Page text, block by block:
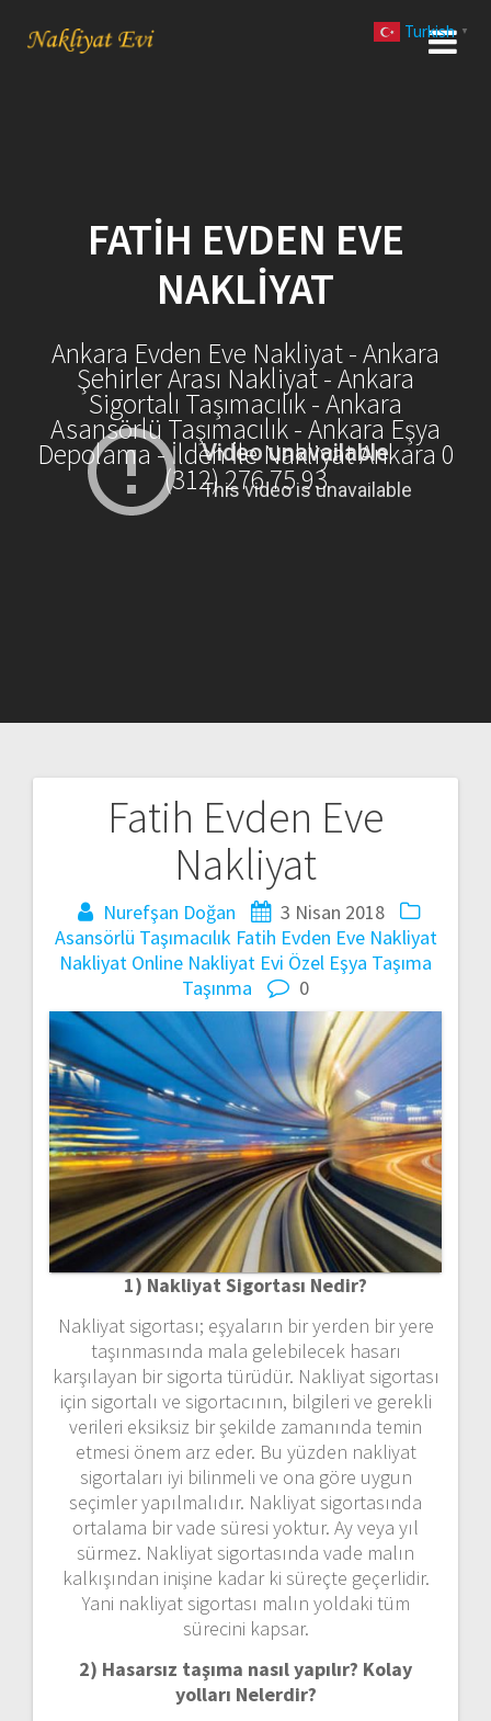
FATIH EVDEN EVE
NAKLIYAT
Ankara Evden Eve Nakliyat - Ankara
Şehirler Arası Nakliyat - Ankara
Sigortalı Taşımacılık - Ankara
Asansörlü Taşımacılık - Ankara Eşya
Depolama - İlden İle Nakliyat Ankara 0
(312) 276 75 93
Fatih Evden Eve
Nakliyat
Nurefşan Doğan
3 Nisan 2018
Asansörlü Taşımacılık Fatih Evden Eve Nakliyat
Nakliyat Online Nakliyat Evi Özel Eşya Taşıma
Taşınma
0
1) Nakliyat Sigortası Nedir?
Nakliyat sigortası; eşyaların bir yerden bir yere
taşınmasında mala gelebilecek hasarı
karşılayan bir sigorta türüdür. Nakliyat sigortası
için sigortalı ve sigortacının, bilgileri ve gerekli
verileri eksiksiz bir şekilde zamanında temin
etmesi önem arz eder. Bu yüzden nakliyat
sigortaları iyi bilinmeli ve ona göre uygun
seçimler yapılmalıdır. Nakliyat sigortasında
ortalama bir vade süresi yoktur. Ay veya yıl
sürmez. Nakliyat sigortasında vade malın
kalkışından inişine kadar ki süreçte geçerlidir.
Yani nakliyat sigortası malın yoldaki tüm
sürecini kapsar.
2) Hasarsız taşıma nasıl yapılır? Kolay
yolları Nelerdir?
gezinmesi
Turkish ▼